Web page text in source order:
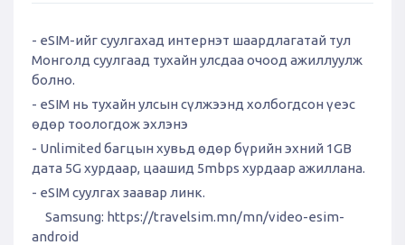
- eSIM-ийг суулгахад интернэт шаардлагатай тул
Монголд суулгаад тухайн улсдаа очоод ажиллуулж
болно.
- eSIM нь тухайн улсын сүлжээнд холбогдсон үеэс
өдөр тоологдож эхлэнэ
- Unlimited багцын хувьд өдөр бүрийн эхний 1GB
дата 5G хурдаар, цаашид 5mbps хурдаар ажиллана.
- eSIM суулгах заавар линк.
Samsung: https://travelsim.mn/mn/video-esim-
android